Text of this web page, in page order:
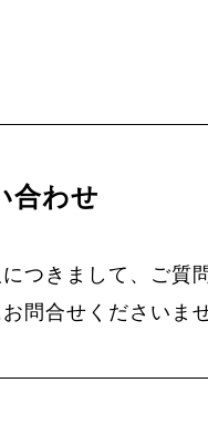
合わせ
つきまして、ご質
問合せくださいませ